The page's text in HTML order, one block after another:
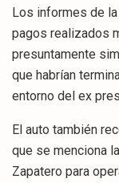
Los informes de la
pagos realizados
presuntamente
que habrían
entorno del ex
El auto también
que se menciona
Zapatero para